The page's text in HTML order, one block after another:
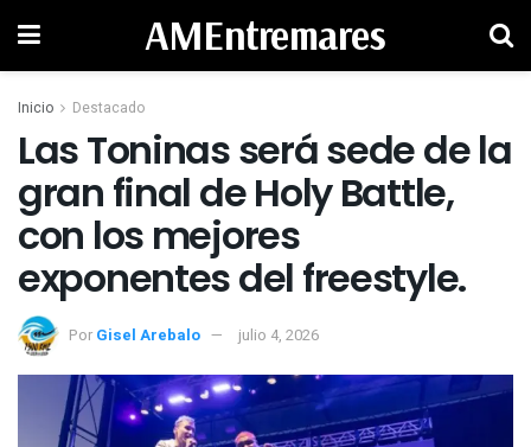
AMEntremares
Inicio Destacado
Las Toninas será sede de la
gran final de Holy Battle,
con los mejores
exponentes del freestyle.
Por Gisel Arebalo julio 4, 2026